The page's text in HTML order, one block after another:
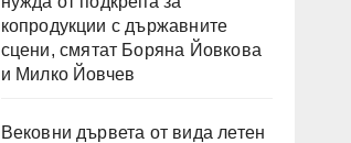
копродукции с държавните
сцени, смятат Боряна Йовкова
и Милко Йовчев
Вековни дървета от вида летен